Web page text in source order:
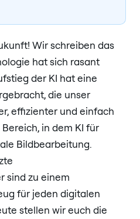
Wir schreiben das
hat sich rasant
der KI hat eine
die unser
effizienter und einfach
in dem KI für
Bildbearbeitung.
sind zu einem
für jeden digitalen
stellen wir euch die